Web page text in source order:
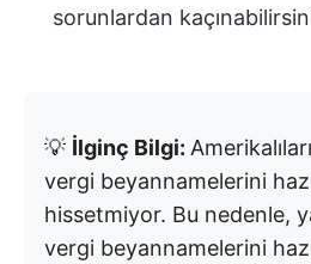
sorunlardan
💡 İlginç Bilgi:
vergi beyannamelerini
hissetmiyor. Bu nedenle,
vergi beyannamelerini